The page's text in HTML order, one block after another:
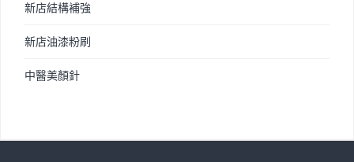
新店結構補強
新店油漆粉刷
中醫美顏針